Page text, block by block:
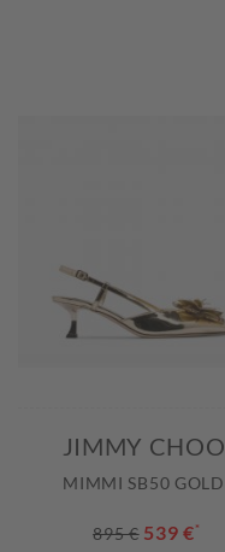
JIMMY CHOO
MIMMI SB50 GOLD
895 € 539 €*